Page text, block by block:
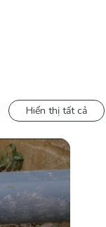
Hiển thị tất cả